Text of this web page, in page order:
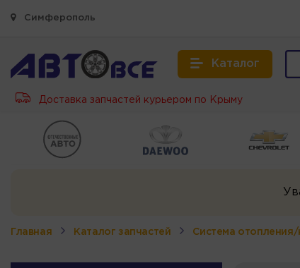
Симферополь
Каталог
Доставка запчастей курьером по Крыму
Главная Каталог запчастей Система